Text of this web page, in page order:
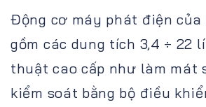
Động cơ máy phát điện của
gồm các dung tích 3,4 ÷ 22
thuật cao cấp như làm mát
kiểm soát bằng bộ điều